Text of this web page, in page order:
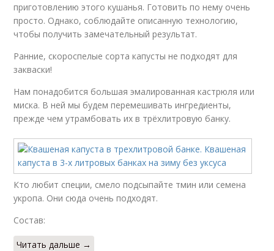
приготовлению этого кушанья. Готовить по нему очень
просто. Однако, соблюдайте описанную технологию,
чтобы получить замечательный результат.
Ранние, скороспелые сорта капусты не подходят для
закваски!
Нам понадобится большая эмалированная кастрюля или
миска. В ней мы будем перемешивать ингредиенты,
прежде чем утрамбовать их в трёхлитровую банку.
Кто любит специи, смело подсыпайте тмин или семена
укропа. Они сюда очень подходят.
Состав:
Читать дальше →